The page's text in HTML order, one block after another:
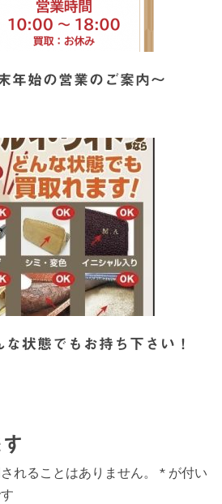
年始の営業のご案内～
状態でもお持ち下さい！
れることはありません。 * が付い